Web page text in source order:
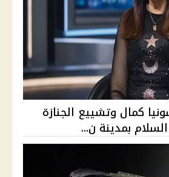
كمال وتشييع الجنازة
بمدينة ن...